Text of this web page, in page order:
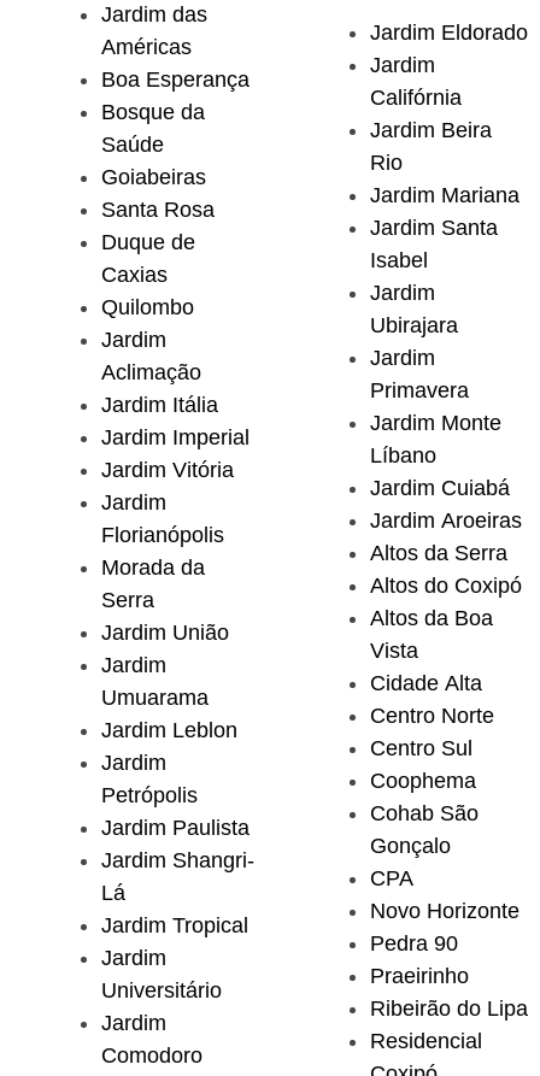
Jardim das
Américas
Boa Esperança
Bosque da
Saúde
Goiabeiras
Santa Rosa
Duque de
Caxias
Quilombo
Jardim
Aclimação
Jardim Itália
Jardim Imperial
Jardim Vitória
Jardim
Florianópolis
Morada da
Serra
Jardim União
Jardim
Umuarama
Jardim Leblon
Jardim
Petrópolis
Jardim Paulista
Jardim Shangri-
Lá
Jardim Tropical
Jardim
Universitário
Jardim
Comodoro
Jardim Eldorado
Jardim
Califórnia
Jardim Beira
Rio
Jardim Mariana
Jardim Santa
Isabel
Jardim
Ubirajara
Jardim
Primavera
Jardim Monte
Líbano
Jardim Cuiabá
Jardim Aroeiras
Altos da Serra
Altos do Coxipó
Altos da Boa
Vista
Cidade Alta
Centro Norte
Centro Sul
Coophema
Cohab São
Gonçalo
CPA
Novo Horizonte
Pedra 90
Praeirinho
Ribeirão do Lipa
Residencial